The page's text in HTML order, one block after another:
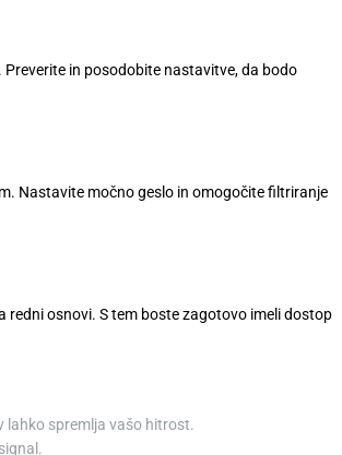
in posodobite nastavitve, da bodo
Nastavite močno geslo in omogočite filtriranje
osnovi. S tem boste zagotovo imeli dostop
lahko spremlja vašo hitrost.